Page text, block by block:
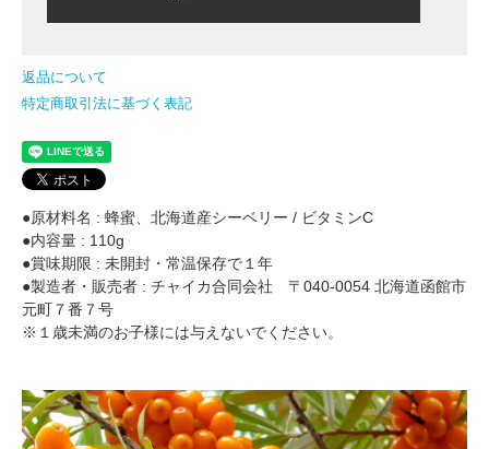
返品について
特定商取引法に基づく表記
●原材料名 : 蜂蜜、北海道産シーベリー / ビタミンC
●内容量 : 110g
●賞味期限 : 未開封・常温保存で１年
●製造者・販売者 : チャイカ合同会社 〒040-0054 北海道函館市
元町７番７号
※１歳未満のお子様には与えないでください。